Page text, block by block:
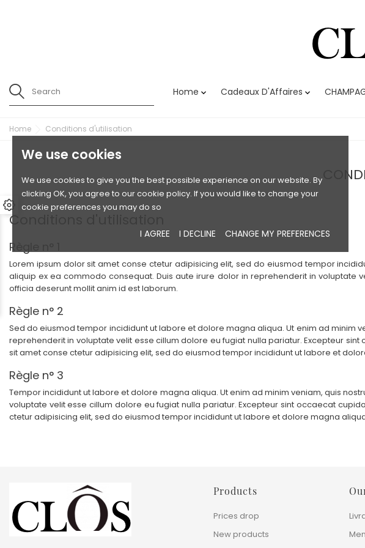
We use cookies
We use cookies to give you the best possible experience on our website. By
clicking OK, you agree to our cookie policy. If you would like to change your
cookie preferences you may do so
I AGREE I DECLINE CHANGE MY PREFERENCES
Home  Cadeaux D'Affaires 
Home Conditions d'utilisation
Conditions d'utilisation
Règle n° 1
Lorem ipsum dolor sit amet conse ctetur adipisicing elit, sed do eiusmod tempor
aliquip ex ea commodo consequat. Duis aute irure dolor in reprehenderit in voluptate
officia deserunt mollit anim id est laborum.
Règle n° 2
Sed do eiusmod tempor incididunt ut labore et dolore magna aliqua. Ut enim ad minim
reprehenderit in voluptate velit esse cillum dolore eu fugiat nulla pariatur. Excepteur
sit amet conse ctetur adipisicing elit, sed do eiusmod tempor incididunt ut labore et
Règle n° 3
Tempor incididunt ut labore et dolore magna aliqua. Ut enim ad minim veniam, quis
voluptate velit esse cillum dolore eu fugiat nulla pariatur. Excepteur sint occaecat
ctetur adipisicing elit, sed do eiusmod tempor incididunt ut labore et dolore magna
Products
Prices drop
New products